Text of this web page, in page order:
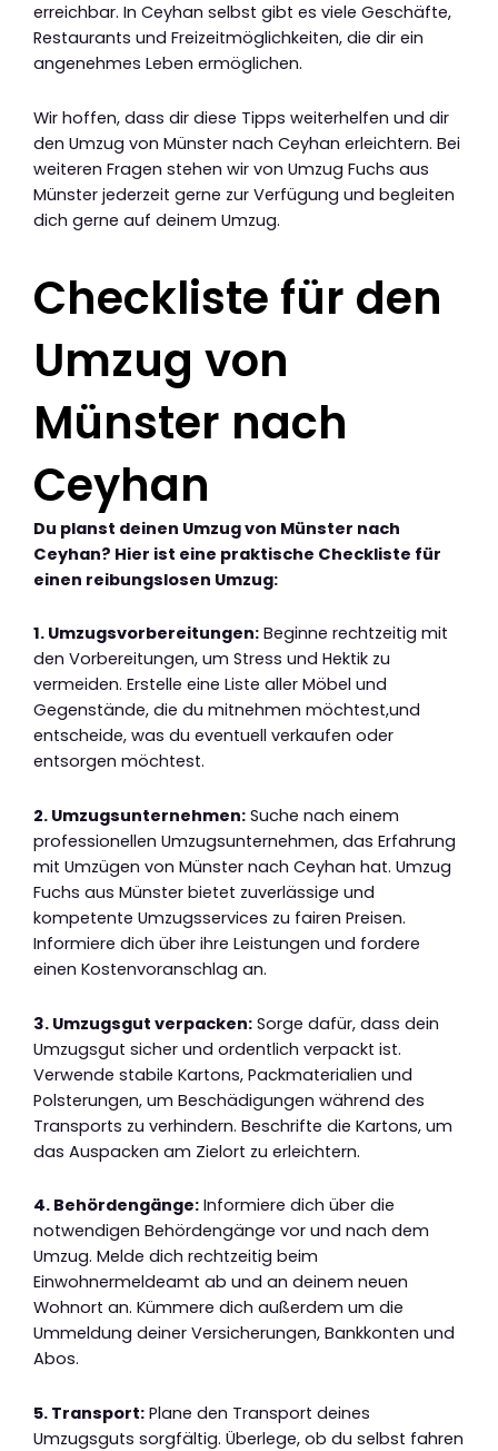
erreichbar. In Ceyhan selbst gibt es viele Geschäfte,
Restaurants und Freizeitmöglichkeiten, die dir ein
angenehmes Leben ermöglichen.
Wir hoffen, dass dir diese Tipps weiterhelfen und dir
den Umzug von Münster nach Ceyhan erleichtern. Bei
weiteren Fragen stehen wir von Umzug Fuchs aus
Münster jederzeit gerne zur Verfügung und begleiten
dich gerne auf deinem Umzug.
Checkliste für den
Umzug von
Münster nach
Ceyhan
Du planst deinen Umzug von Münster nach
Ceyhan? Hier ist eine praktische Checkliste für
einen reibungslosen Umzug:
1. Umzugsvorbereitungen: Beginne rechtzeitig mit
den Vorbereitungen, um Stress und Hektik zu
vermeiden. Erstelle eine Liste aller Möbel und
Gegenstände, die du mitnehmen möchtest,und
entscheide, was du eventuell verkaufen oder
entsorgen möchtest.
2. Umzugsunternehmen: Suche nach einem
professionellen Umzugsunternehmen, das Erfahrung
mit Umzügen von Münster nach Ceyhan hat. Umzug
Fuchs aus Münster bietet zuverlässige und
kompetente Umzugsservices zu fairen Preisen.
Informiere dich über ihre Leistungen und fordere
einen Kostenvoranschlag an.
3. Umzugsgut verpacken: Sorge dafür, dass dein
Umzugsgut sicher und ordentlich verpackt ist.
Verwende stabile Kartons, Packmaterialien und
Polsterungen, um Beschädigungen während des
Transports zu verhindern. Beschrifte die Kartons, um
das Auspacken am Zielort zu erleichtern.
4. Behördengänge: Informiere dich über die
notwendigen Behördengänge vor und nach dem
Umzug. Melde dich rechtzeitig beim
Einwohnermeldeamt ab und an deinem neuen
Wohnort an. Kümmere dich außerdem um die
Ummeldung deiner Versicherungen, Bankkonten und
Abos.
5. Transport: Plane den Transport deines
Umzugsguts sorgfältig. Überlege, ob du selbst fahren